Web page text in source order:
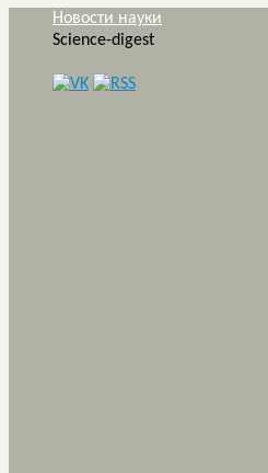
Новости науки
Science-digest